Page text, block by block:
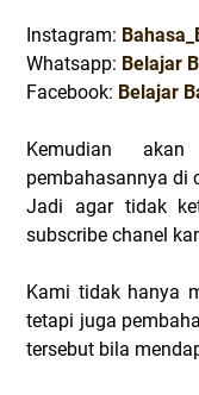
Instagram:
Whatsapp: Belajar
Facebook: Belajar
Kemudian
pembahasannya di
Jadi agar tidak
subscribe chanel
Kami tidak hanya
tetapi juga
tersebut bila